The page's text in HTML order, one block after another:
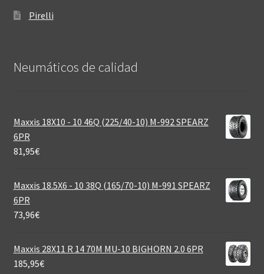
Pirelli
Neumáticos de calidad‎
Maxxis 18X10 - 10 46Q (225/40-10) M-992 SPEARZ
6PR
81,95€
Maxxis 18.5X6 - 10 38Q (165/70-10) M-991 SPEARZ
6PR
73,96€
Maxxis 28X11 R 14 70M MU-10 BIGHORN 2.0 6PR
185,95€